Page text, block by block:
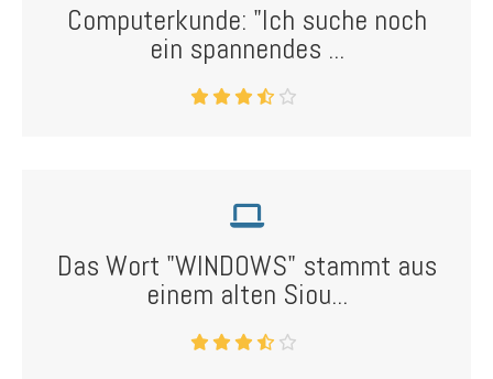
Computerkunde: "Ich suche noch
ein spannendes ...
Das Wort "WINDOWS" stammt aus
einem alten Siou...